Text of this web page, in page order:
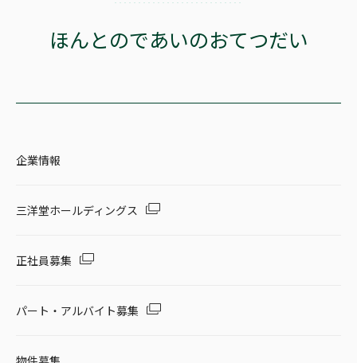
ほんとのであいのおてつだい
企業情報
三洋堂ホールディングス
正社員募集
パート・アルバイト募集